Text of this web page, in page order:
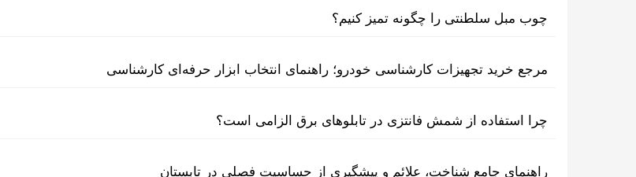
چوب مبل سلطنتی را چگونه تمیز کنیم؟
مرجع خرید تجهیزات کارشناسی خودرو؛ راهنمای انتخاب ابزار حرفه‌ای کارشناسی
چرا استفاده از شمش فانتزی در تابلوهای برق الزامی است؟
راهنمای جامع شناخت، علائم و پیشگیری از حساسیت فصلی در تابستان